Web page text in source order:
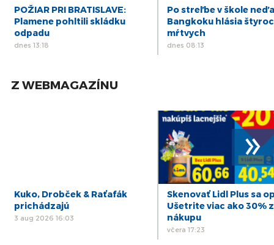
POŽIAR PRI BRATISLAVE:
Plamene pohltili skládku
odpadu
dnes 13:18
Po streľbe v škole
Bangkoku hlásia
mŕtvych
dnes 08:13
Z WEBMAGAZÍNU
Kuko, Drobček & Raťafák
prichádzajú
3 aug 2026 16:03
Skenovať Lidl Plus sa
Ušetrite viac ako 30% z
nákupu
včera 17:23
»